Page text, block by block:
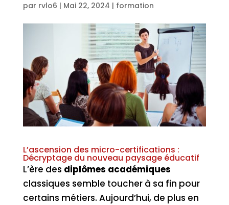
par rvlo6 | Mai 22, 2024 | formation
L’ascension des micro-certifications :
Décryptage du nouveau paysage éducatif
L’ère des diplômes académiques
classiques semble toucher à sa fin pour
certains métiers. Aujourd’hui, de plus en